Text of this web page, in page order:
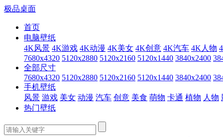
极品桌面
首页
电脑壁纸
4K风景 4K游戏 4K动漫 4K美女 4K创意 4K汽车 4K人物
7680x4320 5120x2880 5120x2160 5120x1440 3840x2400
全部尺寸
7680x4320 5120x2880 5120x2160 5120x1440 3840x2400
手机壁纸
风景 游戏 美女 动漫 汽车 创意 美食 萌物 卡通 植物 人物
热门壁纸